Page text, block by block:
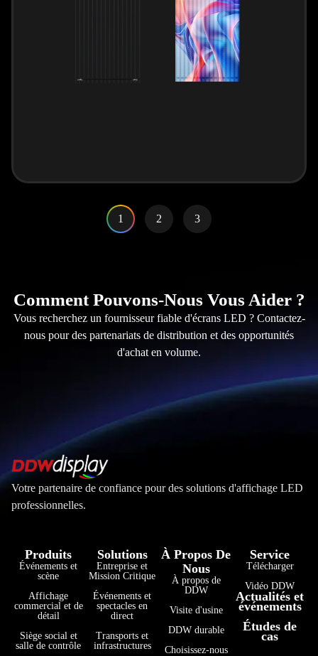
1 2 3
Comment Pouvons-Nous Vous Aider ?
Vous recherchez un fournisseur fiable d'écrans LED ? Contactez-
nous pour des partenariats de distribution et des opportunités
d'achat en volume.
Votre partenaire de confiance pour des solutions d'affichage LED
professionnelles.
Produits
Événements et
scène
Affichage
commercial et de
détail
Siège social et
salle de contrôle
Solutions
Entreprise et
Mission Critique
Événements et
spectacles en
direct
Transports et
infrastructures
À Propos De
Nous
À propos de
DDW
Visite d'usine
DDW durable
Choisissez-nous
Service
Télécharger
Vidéo DDW
Actualités et
événements
Études de
cas